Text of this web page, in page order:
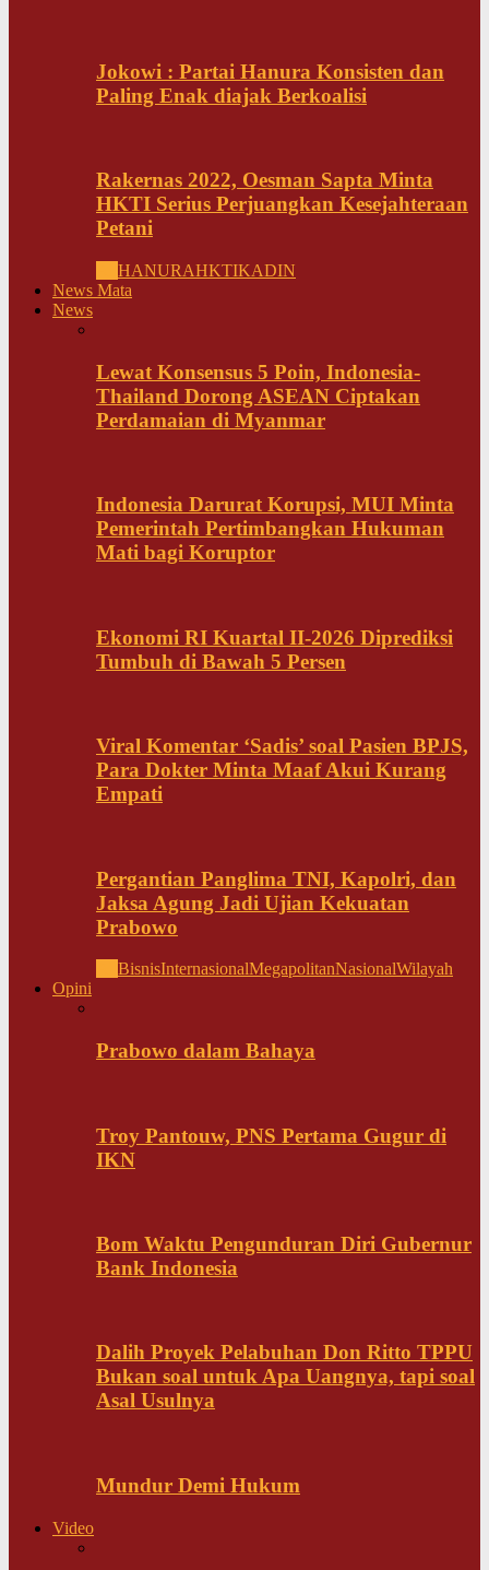
Jokowi : Partai Hanura Konsisten dan
Paling Enak diajak Berkoalisi
Rakernas 2022, Oesman Sapta Minta
HKTI Serius Perjuangkan Kesejahteraan
Petani
HANURAHKTIKADIN
News Mata
News
Lewat Konsensus 5 Poin, Indonesia-
Thailand Dorong ASEAN Ciptakan
Perdamaian di Myanmar
Indonesia Darurat Korupsi, MUI Minta
Pemerintah Pertimbangkan Hukuman
Mati bagi Koruptor
Ekonomi RI Kuartal II-2026 Diprediksi
Tumbuh di Bawah 5 Persen
Viral Komentar ‘Sadis’ soal Pasien BPJS,
Para Dokter Minta Maaf Akui Kurang
Empati
Pergantian Panglima TNI, Kapolri, dan
Jaksa Agung Jadi Ujian Kekuatan
Prabowo
BisnisInternasionalMegapolitanNasionalWilayah
Opini
Prabowo dalam Bahaya
Troy Pantouw, PNS Pertama Gugur di
IKN
Bom Waktu Pengunduran Diri Gubernur
Bank Indonesia
Dalih Proyek Pelabuhan Don Ritto TPPU
Bukan soal untuk Apa Uangnya, tapi soal
Asal Usulnya
Mundur Demi Hukum
Video